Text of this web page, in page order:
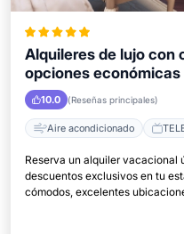
Alquileres de lujo con
opciones económicas
10.0 (Reseñas principales)
Aire acondicionado
Reserva un alquiler vacacional
descuentos exclusivos en tu
cómodos, excelentes